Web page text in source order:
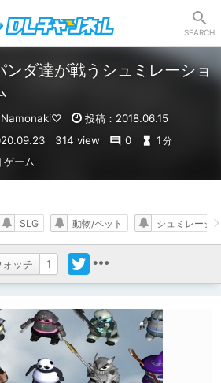
SEARCH
ンダ達が戦うシュミレーショ
投稿：2018.06.15
314 view 0 1 分
ゲーム
ォッチ 1
SLG 動物/ペット シュミレーシ